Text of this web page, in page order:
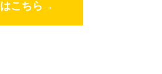
こちら→